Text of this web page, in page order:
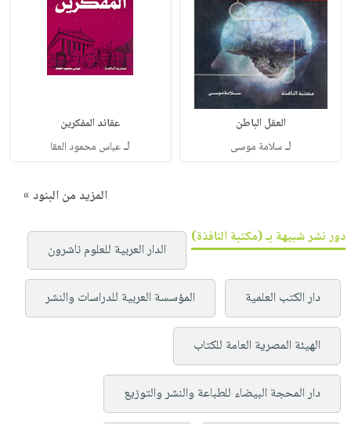
العقل الباطن
لـسلامة موسى
عقائد المفكرين
لـعباس محمود العقا
المزيد من البنود »
دور نشر شبيهة بـ (مكتبة النافذة)
الدار العربية للعلوم ناشرون
دار الكتب العلمية المؤسسة العربية للدراسات والنشر
الهيئة المصرية العامة للكتاب
دار المحجة البيضاء للطباعة والنشر والتوزيع